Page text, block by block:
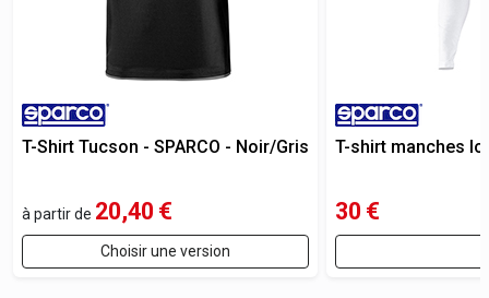
T-Shirt Tucson - SPARCO - Noir/Gris
à partir de 20,40 €
Choisir une version
T-shirt manches
30 €